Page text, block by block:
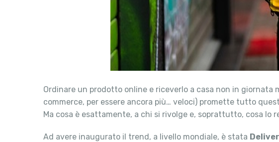
Ordinare un prodotto online e riceverlo a casa non in
commerce, per essere ancora più… veloci) promette tutto
Ma cosa è esattamente, a chi si rivolge e, soprattutto, cosa lo
Ad avere inaugurato il trend, a livello mondiale, è stata